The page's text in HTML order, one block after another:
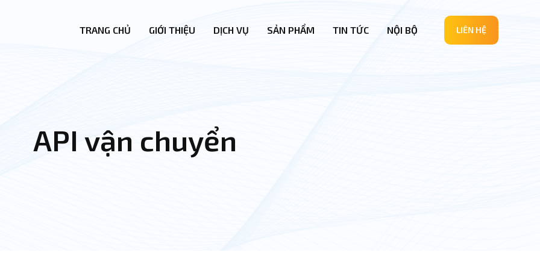
TRANG CHỦ
GIỚI THIỆU DỊCH VỤ SẢN PHẨM TIN TỨC NỘI BỘ LIÊN HỆ
API vận chuyển